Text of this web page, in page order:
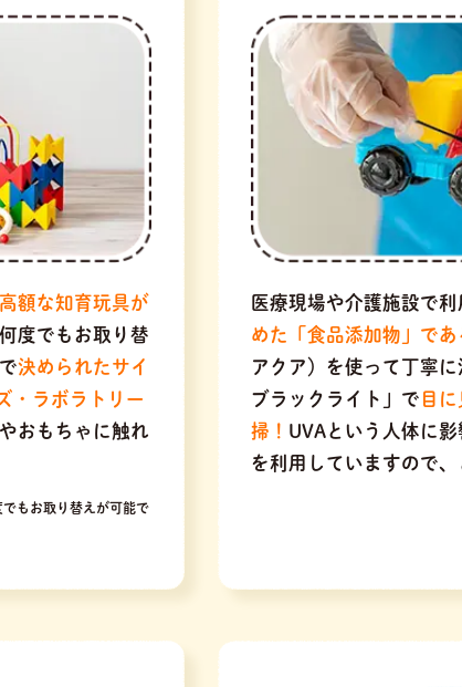
額な知育玩具が
度でもお取り替
決められたサイ
・ラボラトリー
おもちゃに触れ
もお取り替えが可能で
医療現場や介護施設で利
めた「食品添加物」であ
アクア）を使って丁寧
ブラックライト」で 目
掃！ UVAという人体に
を利用していますので、